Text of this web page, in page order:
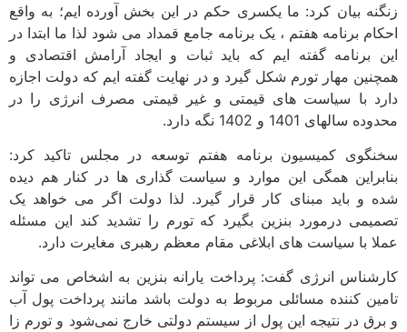
زنگنه بیان کرد: ما یکسری حکم در این بخش آورده ایم؛ به واقع
احکام برنامه هفتم ، یک برنامه جامع قمداد می شود لذا ما ابتدا در
این برنامه گفته ایم که باید ثبات و ایجاد آرامش اقتصادی و
همچنین مهار تورم شکل گیرد و در نهایت گفته ایم که دولت اجازه
دارد با سیاست های قیمتی و غیر قیمتی مصرف انرژی را در
محدوده سالهای 1401 و 1402 نگه دارد.
سخنگوی کمیسیون برنامه هفتم توسعه در مجلس تاکید کرد:
بنابراین همگی این موارد و سیاست گذاری ها در کنار هم دیده
شده و باید مبنای کار قرار گیرد. لذا دولت اگر می خواهد یک
تصمیمی درمورد بنزین بگیرد که تورم را تشدید کند این مسئله
عملا با سیاست های ابلاغی مقام معظم رهبری مغایرت دارد.
کارشناس انرژی گفت: پرداخت یارانه بنزین به اشخاص می تواند
تامین کننده مسائلی مربوط به دولت باشد مانند پرداخت پول آب
و برق در نتیجه این پول از سیستم دولتی خارج نمی‌شود و تورم زا